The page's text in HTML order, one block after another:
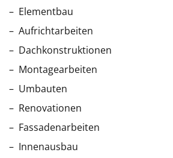
Elementbau
Aufrichtarbeiten
Dachkonstruktionen
Montagearbeiten
Umbauten
Renovationen
Fassadenarbeiten
Innenausbau